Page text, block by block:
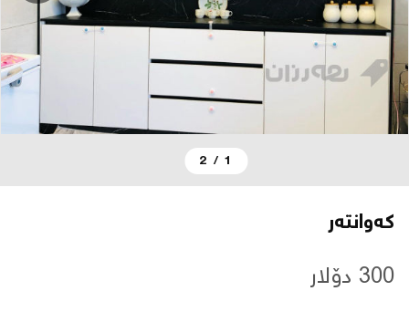
دەربارە
پەیوەندی
1
/
2
کەوانتەر
300 دۆلار